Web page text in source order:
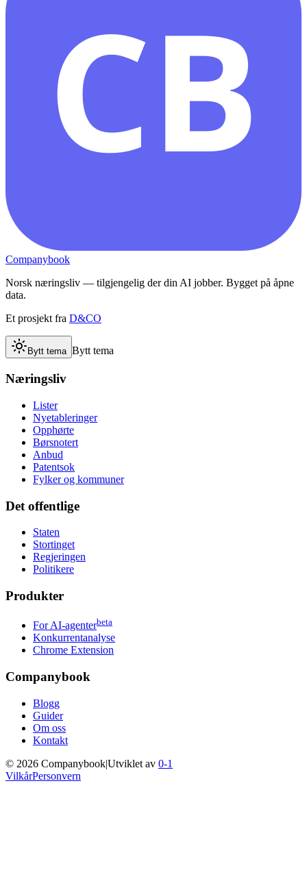
CB
Companybook
Norsk næringsliv — tilgjengelig der din AI jobber. Bygget på åpne
data.
Et prosjekt fra D&CO
Bytt tema Bytt tema
Næringsliv
Lister
Nyetableringer
Opphørte
Børsnotert
Anbud
Patentsok
Fylker og kommuner
Det offentlige
Staten
Stortinget
Regjeringen
Politikere
Produkter
For AI-agenterbeta
Konkurrentanalyse
Chrome Extension
Companybook
Blogg
Guider
Om oss
Kontakt
© 2026 Companybook|Utviklet av 0-1
VilkårPersonvern